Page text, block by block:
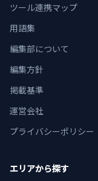
ツール連携マップ
用語集
編集部について
編集方針
掲載基準
運営会社
プライバシーポリシー
エリアから探す